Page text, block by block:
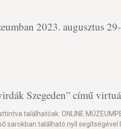
2023. augusztus
Szegeden” című
találhatóak: ONLINE
sarokban található nyíl segítségével